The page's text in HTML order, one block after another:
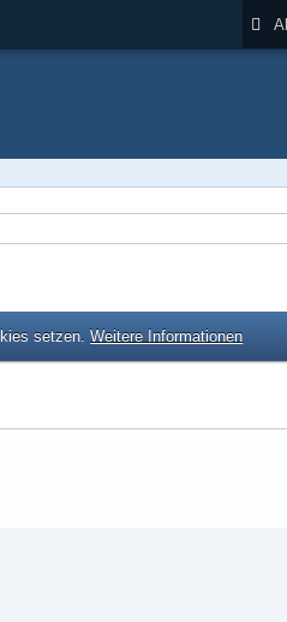
setzen.Weitere Informationen